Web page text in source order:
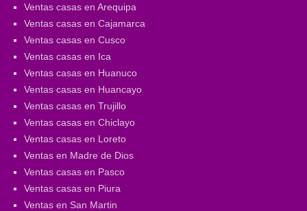
Ventas casas en Arequipa
Ventas casas en Cajamarca
Ventas casas en Cusco
Ventas casas en Ica
Ventas casas en Huanuco
Ventas casas en Huancayo
Ventas casas en Trujillo
Ventas casas en Chiclayo
Ventas casas en Loreto
Ventas en Madre de Dios
Ventas casas en Pasco
Ventas casas en Piura
Ventas en San Martin